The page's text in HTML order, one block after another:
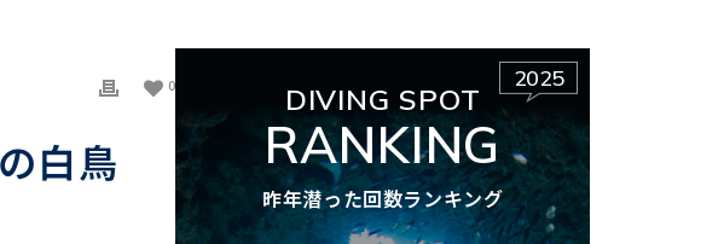
0
白鳥
2025
DIVING SPOT
RANKING
昨年潜った回数ランキング